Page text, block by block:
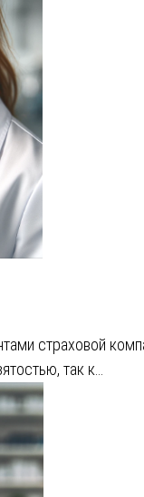
страховой
так к…